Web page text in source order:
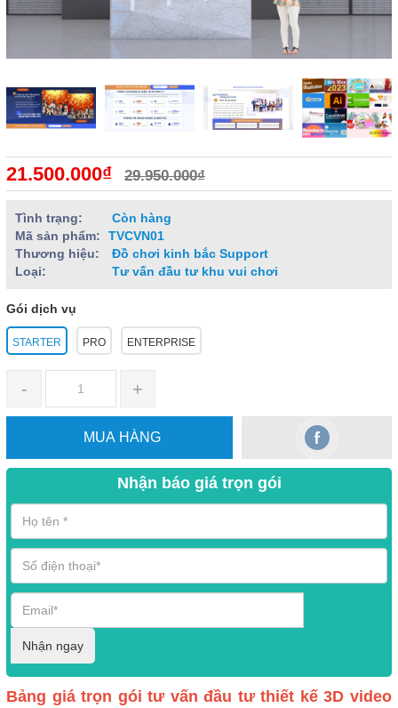
21.500.000₫ 29.950.000₫
Tình trạng:
Còn hàng
Mã sản phẩm:
TVCVN01
Thương hiệu:
Đồ chơi kinh bắc Support
Loại:
Tư vấn đầu tư khu vui chơi
Gói dịch vụ
STARTER PRO ENTERPRISE
- +
MUA HÀNG
Nhận báo giá trọn gói
Nhận ngay
Bảng giá trọn gói tư vấn đầu tư thiết kế 3D video